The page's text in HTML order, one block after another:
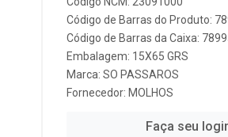
Código de Barras do Produto:
Código de Barras da Caixa:
Embalagem: 15X65 GRS
Marca: SO PASSAROS
Fornecedor: MOLHOS
Faça seu